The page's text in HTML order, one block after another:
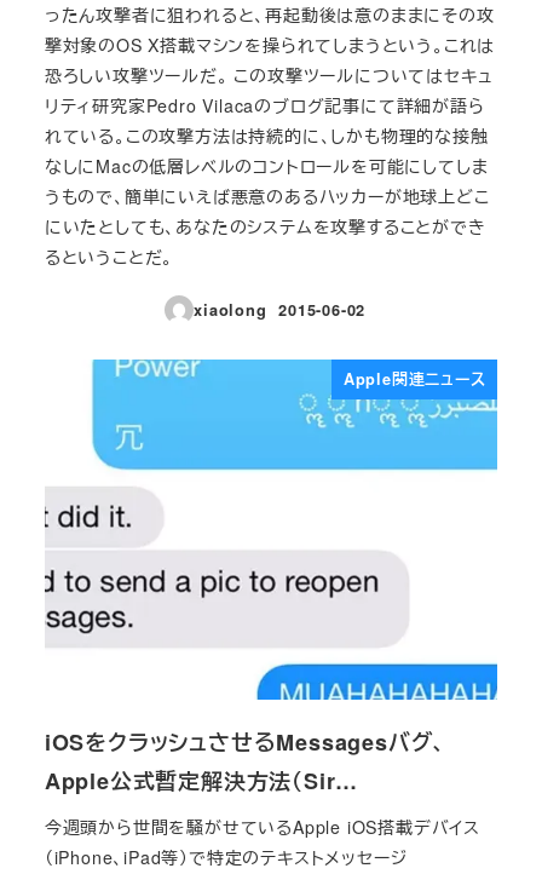
ったん攻撃者に狙われると、再起動後は意のままにその攻
撃対象のOS X搭載マシンを操られてしまうという。これは
恐ろしい攻撃ツールだ。 この攻撃ツールについてはセキュ
リティ研究家Pedro Vilacaのブログ記事にて詳細が語ら
れている。この攻撃方法は持続的に、しかも物理的な接触
なしにMacの低層レベルのコントロールを可能にしてしま
うもので、簡単にいえば悪意のあるハッカーが地球上どこ
にいたとしても、あなたのシステムを攻撃することができ
るということだ。
xiaolong
投稿日
2015-06-02
Apple関連ニュース
iOSをクラッシュさせるMessagesバグ、
Apple公式暫定解決方法（Sir…
今週頭から世間を騒がせているApple iOS搭載デバイス
（iPhone、iPad等）で特定のテキストメッセージ